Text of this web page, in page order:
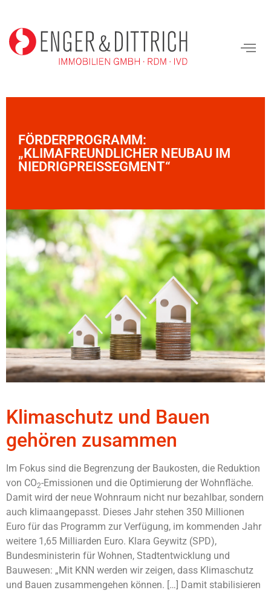
FÖRDERPROGRAMM:
„KLIMAFREUNDLICHER NEUBAU IM
NIEDRIGPREISSEGMENT“
Klimaschutz und Bauen
gehören zusammen
Im Fokus sind die Begrenzung der Baukosten, die Reduktion
von CO2-Emissionen und die Optimierung der Wohnfläche.
Damit wird der neue Wohnraum nicht nur bezahlbar, sondern
auch klimaangepasst. Dieses Jahr stehen 350 Millionen
Euro für das Programm zur Verfügung, im kommenden Jahr
weitere 1,65 Milliarden Euro. Klara Geywitz (SPD),
Bundesministerin für Wohnen, Stadtentwicklung und
Bauwesen: „Mit KNN werden wir zeigen, dass Klimaschutz
und Bauen zusammengehen können. […] Damit stabilisieren